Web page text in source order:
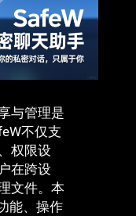
与管理是
不仅支
权限设
在跨设
文件。本
能、操作